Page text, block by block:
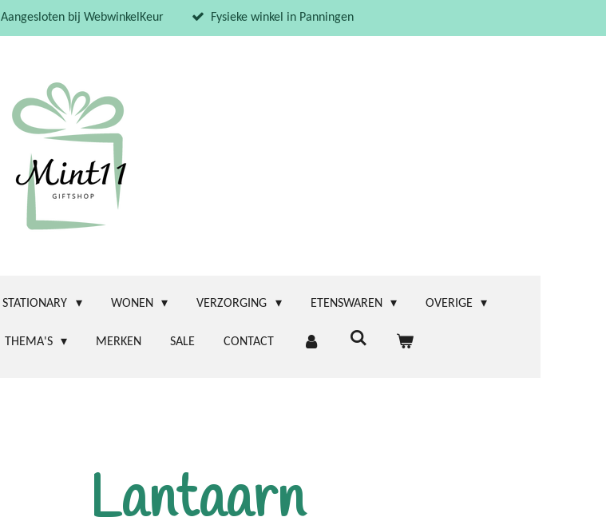
Aangesloten bij WebwinkelKeur Fysieke winkel in Panningen
STATIONARY WONEN VERZORGING ETENSWAREN OVERIGE
THEMA'S MERKEN SALE CONTACT
Lantaarn